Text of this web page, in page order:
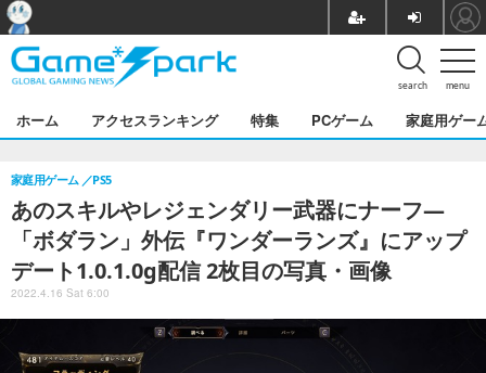
menu
search
ホーム アクセスランキング 特集 PCゲーム 家庭用ゲー
あのスキルやレジェンダリー武器にナーフ―
「ボダラン」外伝『ワンダーランズ』にアップ
デート1.0.1.0g配信 2枚目の写真・画像
家庭用ゲーム PS5
2022.4.16 Sat 6:00